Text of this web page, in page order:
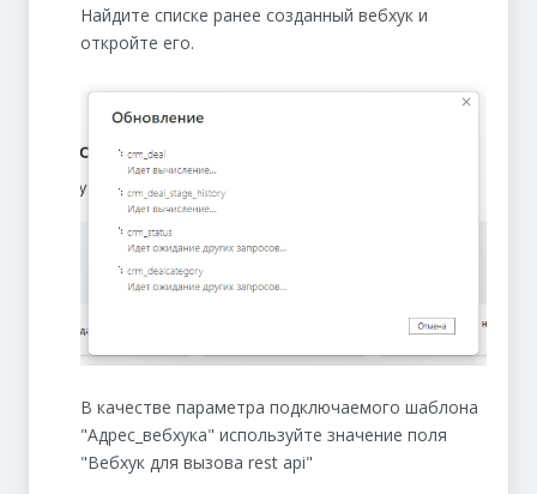
Найдите списке ранее созданный вебхук и
откройте его.
В качестве параметра подключаемого шаблона
"Адрес_вебхука" используйте значение поля
"Вебхук для вызова rest api"